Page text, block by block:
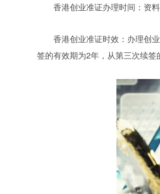
香港创业准证办理时间：资
香港创业准证时效：办理创
签的有效期为2年，从第三次续签